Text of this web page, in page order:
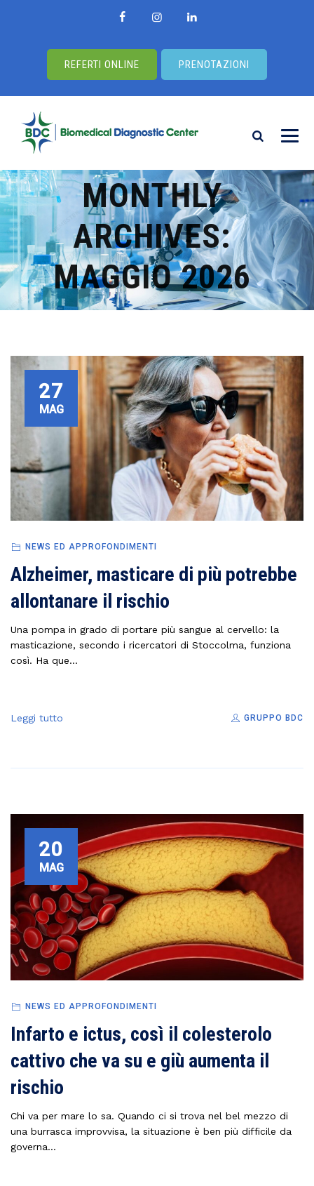
REFERTI ONLINE PRENOTAZIONI
MONTHLY
ARCHIVES:
MAGGIO 2026
27
MAG
NEWS ED APPROFONDIMENTI
Alzheimer, masticare di più potrebbe
allontanare il rischio
Una pompa in grado di portare più sangue al cervello: la
masticazione, secondo i ricercatori di Stoccolma, funziona
così. Ha que...
Leggi tutto GRUPPO BDC
20
MAG
NEWS ED APPROFONDIMENTI
Infarto e ictus, così il colesterolo
cattivo che va su e giù aumenta il
rischio
Chi va per mare lo sa. Quando ci si trova nel bel mezzo di
una burrasca improvvisa, la situazione è ben più difficile da
governa...